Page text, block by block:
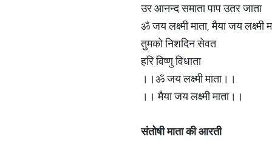
उर आनन्द समाता पाप उतर जाता
ॐ जय लक्ष्मी माता, मैया जय लक्ष्मी
तुमको निशदिन सेवत
हरि विष्णु विधाता
।।ॐ जय लक्ष्मी माता।।
।। मैया जय लक्ष्मी माता।।
संतोषी माता की आरती